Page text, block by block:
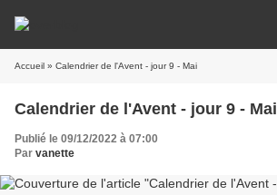
Accueil » Calendrier de l'Avent - jour 9 - Mai
Calendrier de l'Avent - jour 9 - Mai
Publié le 09/12/2022 à 07:00
Par vanette